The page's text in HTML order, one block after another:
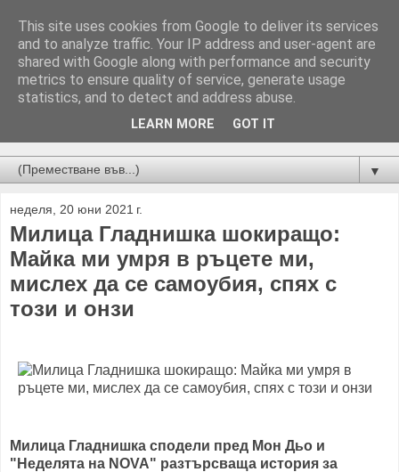
Новини от Бургас, страната и света!
▼
неделя, 20 юни 2021 г.
Милица Гладнишка шокиращо:
Майка ми умря в ръцете ми,
мислех да се самоубия, спях с
този и онзи
Милица Гладнишка сподели пред Мон Дьо и
"Неделята на NOVA" разтърсваща история за
This site uses cookies from Google to deliver its services
and to analyze traffic. Your IP address and user-agent are
shared with Google along with performance and security
metrics to ensure quality of service, generate usage
statistics, and to detect and address abuse.
LEARN MORE GOT IT